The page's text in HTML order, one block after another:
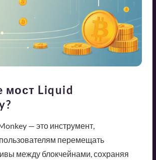
мост Liquid
— это инструмент,
перемещать
между блокчейнами, сохраняя